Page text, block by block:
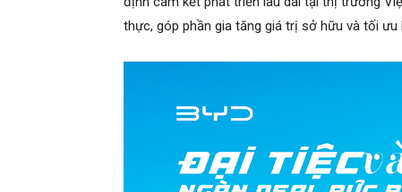
thực, góp phần gia tăng giá trị sở hữu và tối